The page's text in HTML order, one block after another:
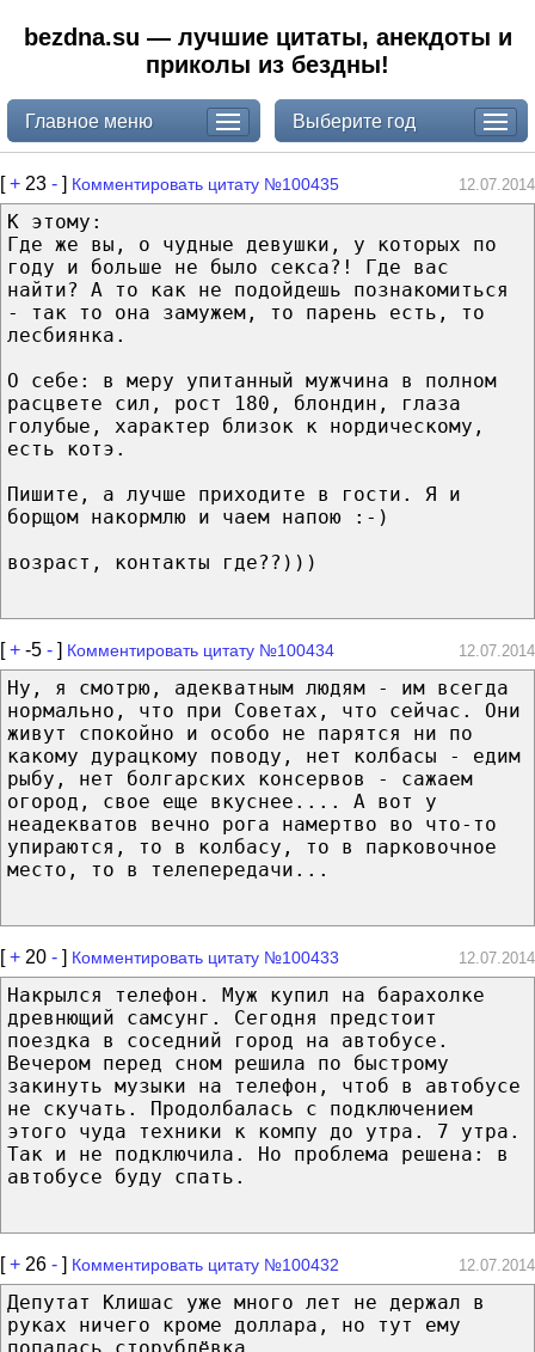
bezdna.su — лучшие цитаты, анекдоты и
приколы из бездны!
Главное меню Выберите год
[+ 23 - ] Комментировать цитату №100435 12.07.2014
К этому:
Где же вы, о чудные девушки, у которых по
году и больше не было секса?! Где вас
найти? А то как не подойдешь познакомиться
- так то она замужем, то парень есть, то
лесбиянка.
О себе: в меру упитанный мужчина в полном
расцвете сил, рост 180, блондин, глаза
голубые, характер близок к нордическому,
есть котэ.
Пишите, а лучше приходите в гости. Я и
борщом накормлю и чаем напою :-)
возраст, контакты где??)))
[+ -5 - ] Комментировать цитату №100434 12.07.2014
Ну, я смотрю, адекватным людям - им всегда
нормально, что при Советах, что сейчас. Они
живут спокойно и особо не парятся ни по
какому дурацкому поводу, нет колбасы - едим
рыбу, нет болгарских консервов - сажаем
огород, свое еще вкуснее.... А вот у
неадекватов вечно рога намертво во что-то
упираются, то в колбасу, то в парковочное
место, то в телепередачи...
[+ 20 - ] Комментировать цитату №100433 12.07.2014
Накрылся телефон. Муж купил на барахолке
древнющий самсунг. Сегодня предстоит
поездка в соседний город на автобусе.
Вечером перед сном решила по быстрому
закинуть музыки на телефон, чтоб в автобусе
не скучать. Продолбалась с подключением
этого чуда техники к компу до утра. 7 утра.
Так и не подключила. Но проблема решена: в
автобусе буду спать.
[+ 26 - ] Комментировать цитату №100432 12.07.2014
Депутат Клишас уже много лет не держал в
руках ничего кроме доллара, но тут ему
попалась сторублёвка ...